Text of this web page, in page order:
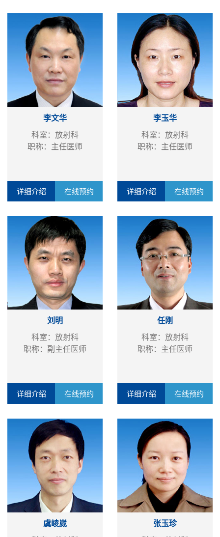
李文华
科室：放射科
职称：主任医师
详细介绍 在线预约
李玉华
科室：放射科
职称：主任医师
详细介绍 在线预约
刘明
科室：放射科
职称：副主任医师
详细介绍 在线预约
任刚
科室：放射科
职称：主任医师
详细介绍 在线预约
虞崚崴
张玉珍